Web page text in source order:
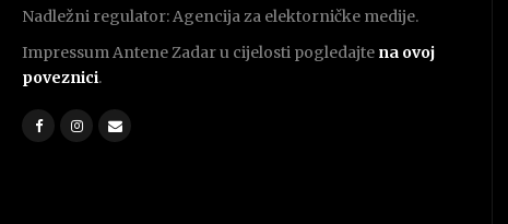
Nadležni regulator: Agencija za elektorničke medije.
Impressum Antene Zadar u cijelosti pogledajte na ovoj
poveznici.